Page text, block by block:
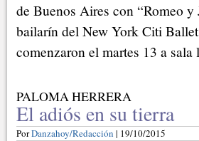
de Buenos Aires con “Romeo
bailarín del New York Citi
comenzaron el martes 13 a
PALOMA HERRERA
El adiós en su tierra
PorDanzahoy/Redacción | 19/10/2015